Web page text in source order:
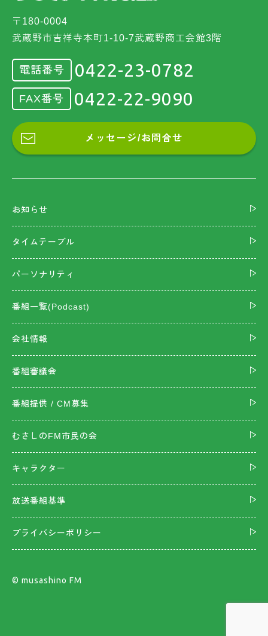
〒180-0004
武蔵野市吉祥寺本町1-10-7武蔵野商工会館3階
電話番号 0422-23-0782
FAX番号 0422-22-9090
メッセージ/お問合せ
お知らせ
タイムテーブル
パーソナリティ
番組一覧(Podcast)
会社情報
番組審議会
番組提供 / CM募集
むさしのFM市民の会
キャラクター
放送番組基準
プライバシーポリシー
©︎ musashino FM